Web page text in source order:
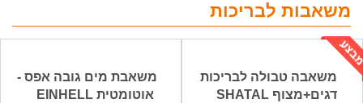
משאבות לבריכות
משאבה טבולה לבריכות
דגים+מצוף SHATAL
משאבת מים גובה אפס -
אוטומטית EINHELL